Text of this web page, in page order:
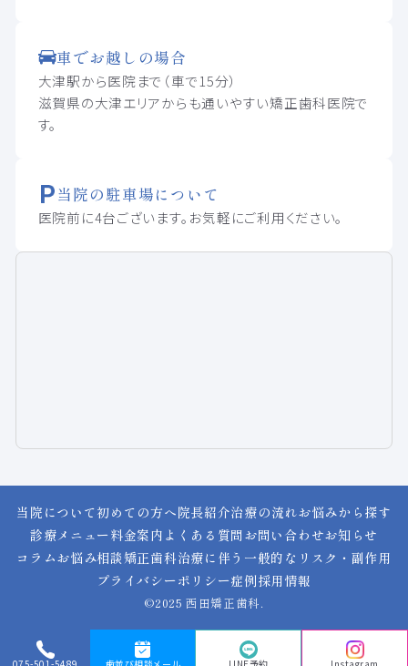
車でお越しの場合
大津駅から医院まで（車で15分）
滋賀県の大津エリアからも通いやすい矯正歯科医院で
す。
当院の駐車場について
医院前に4台ございます。お気軽にご利用ください。
当院について初めての方へ院長紹介治療の流れお悩みから探す
診療メニュー料金案内 よくある質問お問い合わせお知らせ
コラムお悩み相談矯正歯科治療に伴う一般的なリスク・副作用
プライバシーポリシー症例採用情報
©2025 西田矯正歯科.